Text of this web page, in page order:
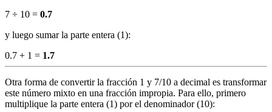
7 ÷ 10 = 0.7
y luego sumar la parte entera (1):
0.7 + 1 = 1.7
Otra forma de convertir la fracción 1 y 7/10 a decimal es transformar
este número mixto en una fracción impropia. Para ello, primero
multiplique la parte entera (1) por el denominador (10):